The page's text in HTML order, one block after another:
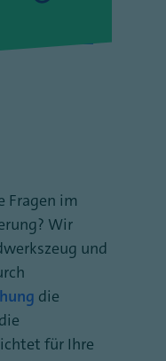
Fragen im
Wir
und
die
für Ihre